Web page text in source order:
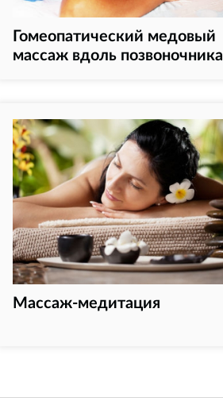
Гомеопатический медовый
массаж вдоль позвоночника
Массаж-медитация